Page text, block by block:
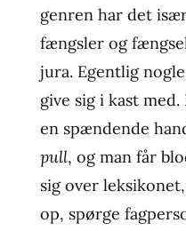
genren har det
fængsler og
jura. Egentlig
give sig i kast
en spændende
pull, og man får
sig over
op, spørge